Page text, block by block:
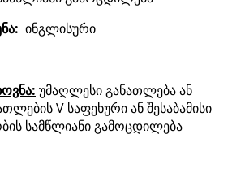
ინგლისური
უმაღლესი განათლება ან
V საფეხური ან შესაბამისი
სამწლიანი გამოცდილება